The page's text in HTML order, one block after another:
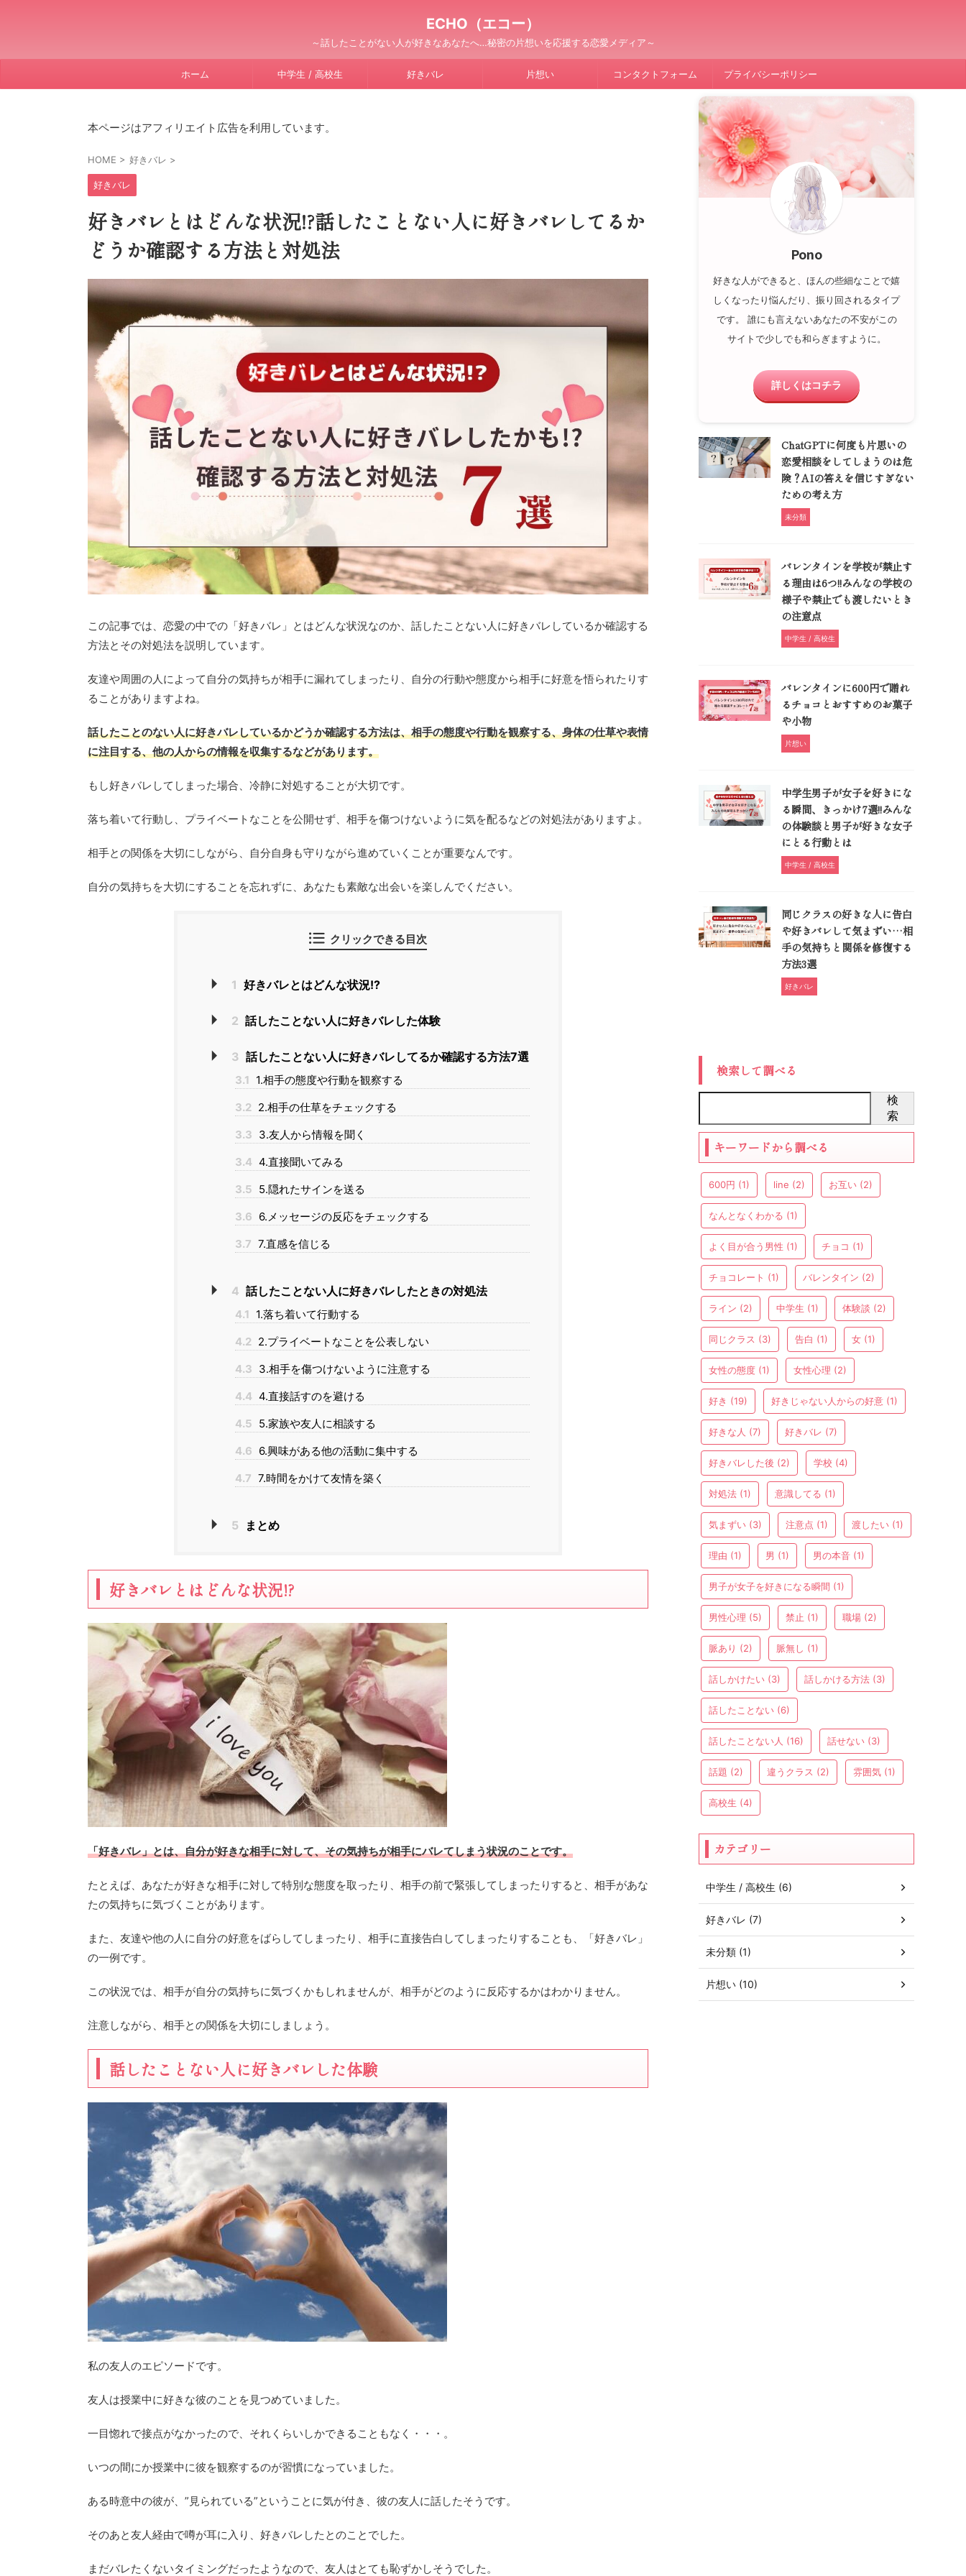
ECHO（エコー）
～話したことがない人が好きなあなたへ…秘密の片想いを応援する恋愛メディア～
ホーム 中学生 / 高校生 好きバレ 片想い コンタクトフォーム プライバシーポリシー
本ページはアフィリエイト広告を利用しています。
HOME > 好きバレ >
好きバレ
好きバレとはどんな状況!?話したことない人に好きバレしてるか
どうか確認する方法と対処法
この記事では、恋愛の中での「好きバレ」とはどんな状況なのか、話したことない人に好きバレしているか確認する
方法とその対処法を説明しています。
友達や周囲の人によって自分の気持ちが相手に漏れてしまったり、自分の行動や態度から相手に好意を悟られたりす
ることがありますよね。
話したことのない人に好きバレしているかどうか確認する方法は、相手の態度や行動を観察する、身体の仕草や表情
に注目する、他の人からの情報を収集するなどがあります。
もし好きバレしてしまった場合、冷静に対処することが大切です。
落ち着いて行動し、プライベートなことを公開せず、相手を傷つけないように気を配るなどの対処法がありますよ。
相手との関係を大切にしながら、自分自身も守りながら進めていくことが重要なんです。
自分の気持ちを大切にすることを忘れずに、あなたも素敵な出会いを楽しんでください。
クリックできる目次
1 好きバレとはどんな状況!?
2 話したことない人に好きバレした体験
3 話したことない人に好きバレしてるか確認する方法7選
3.1 1.相手の態度や行動を観察する
3.2 2.相手の仕草をチェックする
3.3 3.友人から情報を聞く
3.4 4.直接聞いてみる
3.5 5.隠れたサインを送る
3.6 6.メッセージの反応をチェックする
3.7 7.直感を信じる
4 話したことない人に好きバレしたときの対処法
4.1 1.落ち着いて行動する
4.2 2.プライベートなことを公表しない
4.3 3.相手を傷つけないように注意する
4.4 4.直接話すのを避ける
4.5 5.家族や友人に相談する
4.6 6.興味がある他の活動に集中する
4.7 7.時間をかけて友情を築く
5 まとめ
好きバレとはどんな状況!?
「好きバレ」とは、自分が好きな相手に対して、その気持ちが相手にバレてしまう状況のことです。
たとえば、あなたが好きな相手に対して特別な態度を取ったり、相手の前で緊張してしまったりすると、相手があな
たの気持ちに気づくことがあります。
また、友達や他の人に自分の好意をばらしてしまったり、相手に直接告白してしまったりすることも、「好きバレ」
の一例です。
この状況では、相手が自分の気持ちに気づくかもしれませんが、相手がどのように反応するかはわかりません。
注意しながら、相手との関係を大切にしましょう。
話したことない人に好きバレした体験
私の友人のエピソードです。
友人は授業中に好きな彼のことを見つめていました。
一目惚れで接点がなかったので、それくらいしかできることもなく・・・。
いつの間にか授業中に彼を観察するのが習慣になっていました。
ある時意中の彼が、”見られている”ということに気が付き、彼の友人に話したそうです。
そのあと友人経由で噂が耳に入り、好きバレしたとのことでした。
まだバレたくないタイミングだったようなので、友人はとても恥ずかしそうでした。
Pono
好きな人ができると、ほんの些細なことで嬉
しくなったり悩んだり、振り回されるタイプ
です。 誰にも言えないあなたの不安がこの
サイトで少しでも和らぎますように。
詳しくはコチラ
ChatGPTに何度も片思いの
恋愛相談をしてしまうのは危
険？AIの答えを信じすぎない
ための考え方
未分類
バレンタインを学校が禁止す
る理由は6つ!!みんなの学校の
様子や禁止でも渡したいとき
の注意点
中学生 / 高校生
バレンタインに600円で贈れ
るチョコとおすすめのお菓子
や小物
片想い
中学生男子が女子を好きにな
る瞬間、きっかけ7選!!みんな
の体験談と男子が好きな女子
にとる行動とは
中学生 / 高校生
同じクラスの好きな人に告白
や好きバレして気まずい…相
手の気持ちと関係を修復する
方法3選
好きバレ
検索して調べる
検
索
キーワードから調べる
600円 (1) line (2) お互い (2)
なんとなくわかる (1)
よく目が合う男性 (1) チョコ (1)
チョコレート (1) バレンタイン (2)
ライン (2) 中学生 (1) 体験談 (2)
同じクラス (3) 告白 (1) 女 (1)
女性の態度 (1) 女性心理 (2)
好き (19) 好きじゃない人からの好意 (1)
好きな人 (7) 好きバレ (7)
好きバレした後 (2) 学校 (4)
対処法 (1) 意識してる (1)
気まずい (3) 注意点 (1) 渡したい (1)
理由 (1) 男 (1) 男の本音 (1)
男子が女子を好きになる瞬間 (1)
男性心理 (5) 禁止 (1) 職場 (2)
脈あり (2) 脈無し (1)
話しかけたい (3) 話しかける方法 (3)
話したことない (6)
話したことない人 (16) 話せない (3)
話題 (2) 違うクラス (2) 雰囲気 (1)
高校生 (4)
カテゴリー
中学生 / 高校生 (6)
好きバレ (7)
未分類 (1)
片想い (10)